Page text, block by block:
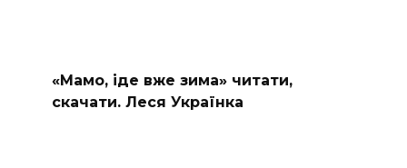
«Мамо, іде вже зима» читати,
скачати. Леся Українка